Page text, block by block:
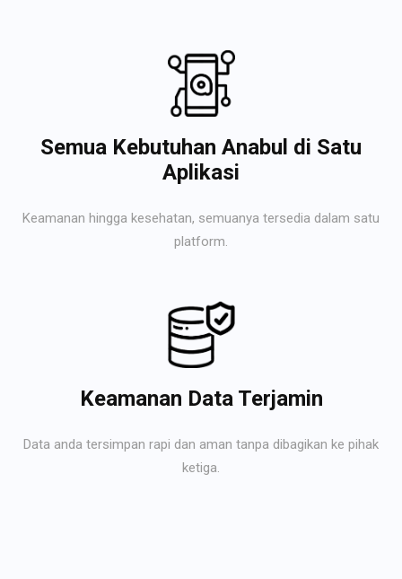
Semua Kebutuhan Anabul di Satu
Aplikasi
Keamanan hingga kesehatan, semuanya tersedia dalam satu
platform.
Keamanan Data Terjamin
Data anda tersimpan rapi dan aman tanpa dibagikan ke pihak
ketiga.